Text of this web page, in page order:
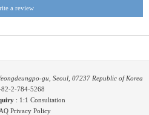
a review
gu, Seoul, 07237 Republic of Korea
2-784-5268
: 1:1 Consultation
Privacy Policy